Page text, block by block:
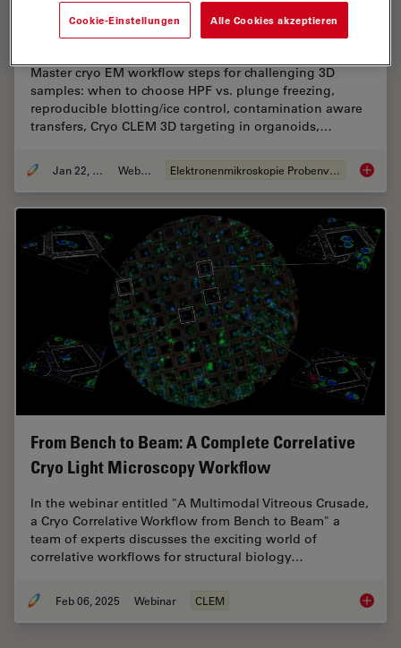
CLEM & FIB Lift Out
Master cryo EM workflow steps for challenging 3D
samples: when to choose HPF vs. plunge freezing,
reproducible blotting/ice control, contamination aware
transfers, Cryo CLEM 3D targeting in organoids,…
Jan 22, 2026 Webinar Elektronenmikroskopie Probenvorbereitung High-
From Bench to Beam: A Complete Correlative
Cryo Light Microscopy Workflow
In the webinar entitled "A Multimodal Vitreous Crusade,
a Cryo Correlative Workflow from Bench to Beam" a
team of experts discusses the exciting world of
correlative workflows for structural biology…
Feb 06, 2025 Webinar CLEM From
Cookie-Einstellungen Alle Cookies akzeptieren